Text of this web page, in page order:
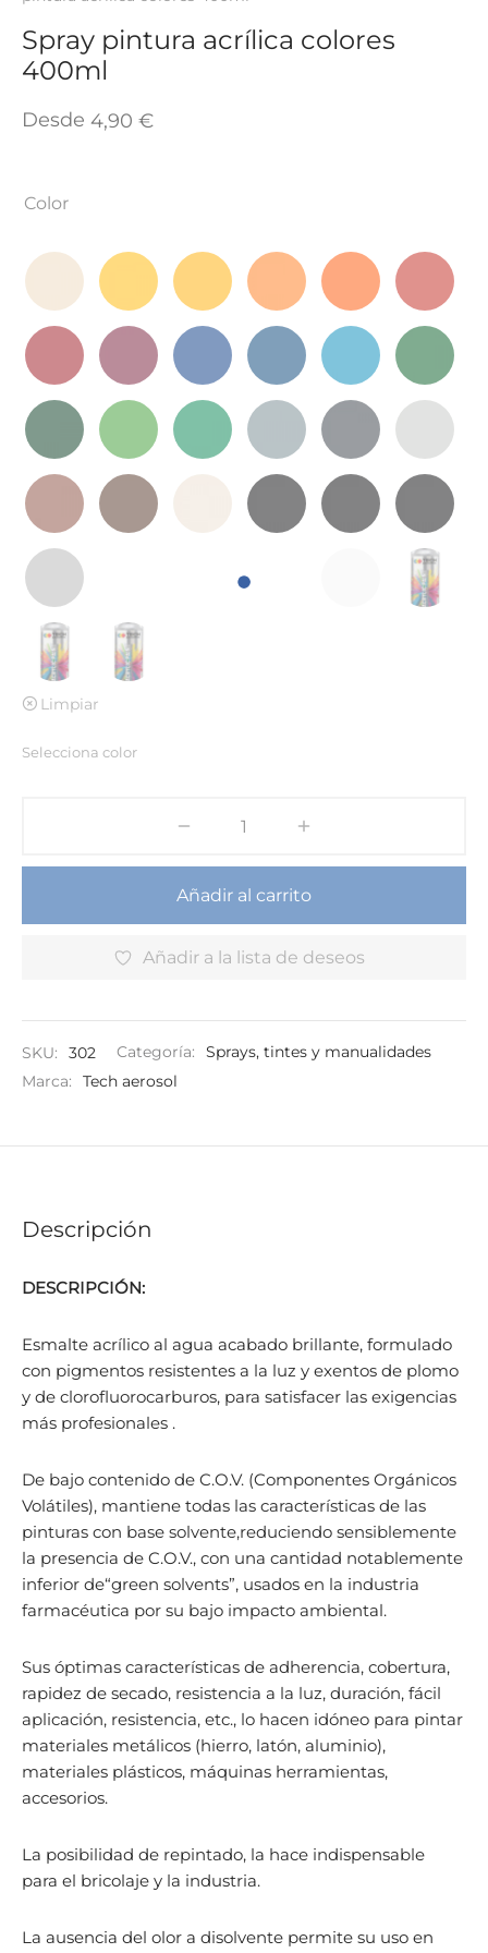
Spray pintura acrílica colores
400ml
Desde 4,90 €
Color
Limpiar
Selecciona color
Añadir al carrito
Añadir a la lista de deseos
SKU: 302 Categoría:
Sprays, tintes y manualidades
Marca:
Tech aerosol
Descripción
DESCRIPCIÓN:
Esmalte acrílico al agua acabado brillante, formulado
con pigmentos resistentes a la luz y exentos de plomo
y de clorofluorocarburos, para satisfacer las exigencias
más profesionales .
De bajo contenido de C.O.V. (Componentes Orgánicos
Volátiles), mantiene todas las características de las
pinturas con base solvente,reduciendo sensiblemente
la presencia de C.O.V., con una cantidad notablemente
inferior de“green solvents”, usados en la industria
farmacéutica por su bajo impacto ambiental.
Sus óptimas características de adherencia, cobertura,
rapidez de secado, resistencia a la luz, duración, fácil
aplicación, resistencia, etc., lo hacen idóneo para pintar
materiales metálicos (hierro, latón, aluminio),
materiales plásticos, máquinas herramientas,
accesorios.
La posibilidad de repintado, la hace indispensable
para el bricolaje y la industria.
La ausencia del olor a disolvente permite su uso en
ADHESIVOS Y COLAS
Y SUELOS
TINTES Y MANUALIDADES